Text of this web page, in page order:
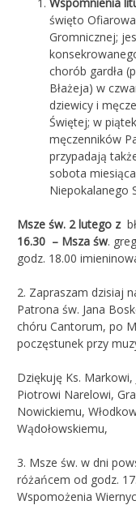
święto
Gromnicznej;
chorób gardła
Błażeja) w
dziewicy i
Świętej; w
męczenników
przypadają
sobota
Niepokalanego
Msze św. 2 lutego z
16.30 – Msza św.
godz. 18.00
2. Zapraszam dzisiaj
Patrona św. Jana
chóru Cantorum, po
poczęstunek przy
Dziękuję Ks.
Piotrowi Narelowi,
Nowickiemu,
Wądołowskiemu,
3. Msze św. w dni
różańcem od godz.
Wspomożenia